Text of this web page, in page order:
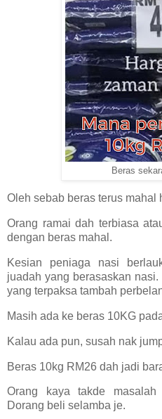
Beras
Oleh sebab beras terus mahal
Orang ramai dah terbiasa
dengan beras mahal.
Kesian peniaga nasi
juadah yang berasaskan
yang terpaksa tambah
Masih ada ke beras 10KG
Kalau ada pun, susah nak
Beras 10kg RM26 dah jadi
Orang kaya takde
Dorang beli selamba je.